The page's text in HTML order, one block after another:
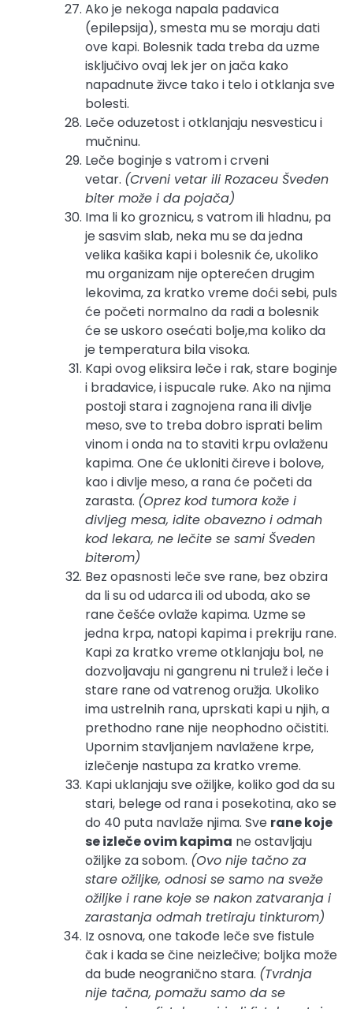
Ako je nekoga napala padavica
(epilepsija), smesta mu se moraju dati
ove kapi. Bolesnik tada treba da uzme
isključivo ovaj lek jer on jača kako
napadnute živce tako i telo i otklanja sve
bolesti.
Leče oduzetost i otklanjaju nesvesticu i
mučninu.
Leče boginje s vatrom i crveni
vetar. (Crveni vetar ili Rozaceu Šveden
biter može i da pojača)
Ima li ko groznicu, s vatrom ili hladnu, pa
je sasvim slab, neka mu se da jedna
velika kašika kapi i bolesnik će, ukoliko
mu organizam nije opterećen drugim
lekovima, za kratko vreme doći sebi, puls
će početi normalno da radi a bolesnik
će se uskoro osećati bolje,ma koliko da
je temperatura bila visoka.
Kapi ovog eliksira leče i rak, stare boginje
i bradavice, i ispucale ruke. Ako na njima
postoji stara i zagnojena rana ili divlje
meso, sve to treba dobro isprati belim
vinom i onda na to staviti krpu ovlaženu
kapima. One će ukloniti čireve i bolove,
kao i divlje meso, a rana će početi da
zarasta. (Oprez kod tumora kože i
divljeg mesa, idite obavezno i odmah
kod lekara, ne lečite se sami Šveden
biterom)
Bez opasnosti leče sve rane, bez obzira
da li su od udarca ili od uboda, ako se
rane češće ovlaže kapima. Uzme se
jedna krpa, natopi kapima i prekriju rane.
Kapi za kratko vreme otklanjaju bol, ne
dozvoljavaju ni gangrenu ni trulež i leče i
stare rane od vatrenog oružja. Ukoliko
ima ustrelnih rana, uprskati kapi u njih, a
prethodno rane nije neophodno očistiti.
Upornim stavljanjem navlažene krpe,
izlečenje nastupa za kratko vreme.
Kapi uklanjaju sve ožiljke, koliko god da su
stari, belege od rana i posekotina, ako se
do 40 puta navlaže njima. Sve rane koje
se izleče ovim kapima ne ostavljaju
ožiljke za sobom. (Ovo nije tačno za
stare ožiljke, odnosi se samo na sveže
ožiljke i rane koje se nakon zatvaranja i
zarastanja odmah tretiraju tinkturom)
Iz osnova, one takođe leče sve fistule
čak i kada se čine neizlečive; boljka može
da bude neogranično stara. (Tvrdnja
nije tačna, pomažu samo da se